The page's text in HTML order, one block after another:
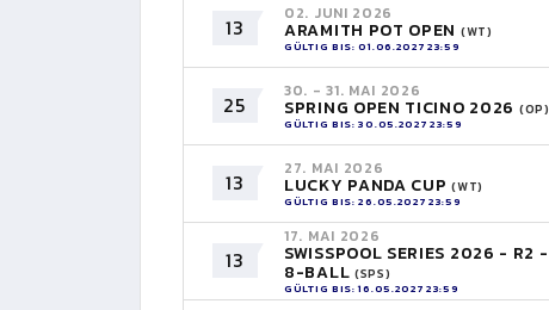
13
02. JUNI 2026
ARAMITH POT OPEN (WT)
GÜLTIG BIS: 01.06.2027 23:59
25
30. - 31. MAI 2026
SPRING OPEN TICINO 2026 (OP)
GÜLTIG BIS: 30.05.2027 23:59
13
27. MAI 2026
LUCKY PANDA CUP(WT)
GÜLTIG BIS: 26.05.2027 23:59
13
17. MAI 2026
SWISSPOOL SERIES 2026 - R2 -
8-BALL (SPS)
GÜLTIG BIS: 16.05.2027 23:59